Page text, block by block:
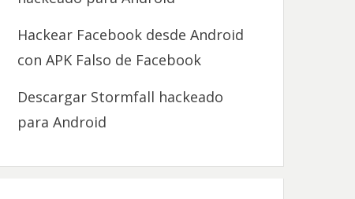
Hackear Facebook desde Android
con APK Falso de Facebook
Descargar Stormfall hackeado
para Android